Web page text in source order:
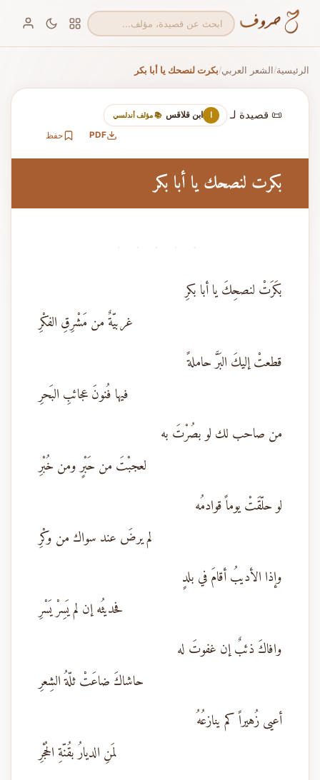
الرئيسية/الشعر العربي/بكرت لنصحك يا أبا بكر
📜 قصيدة لـ ا ابن قلاقس 📚 مؤلف أندلسي
PDF حفظ
بكرت لنصحك يا أبا بكر
· · · · ·
بكَرَتْ لنصحِكَ يا أبا بكرِ
غربيّةٌ من مَشْرِقِ الفكْرِ
قطعتْ إليكَ البَرَّ حاملةً
فيها فُنونَ عجائبِ البَحرِ
من صاحب لك لو بصُرْتَ به
لعجبْتَ من حَبْرٍ ومن خُبْرِ
لو حلّقَتْ يوماً قوادمُه
لم يرضَ عند سواك من وكْرِ
وإذا الأديبُ أقامَ في بلدٍ
فحديثُه إن لم يَسِرْ يَسْرِ
وافاكَ ذئبٌ إن غفوتَ له
حاشاكَ ضاعَتْ ثلّةُ الشِعرِ
أعيى زُهيراً كم ينازعُهُ
لمَنِ الديارُ بقُنّةِ الحُجْرِ